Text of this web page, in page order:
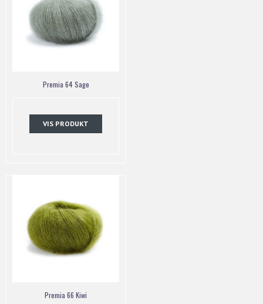
Premia 64 Sage
VIS PRODUKT
Premia 66 Kiwi